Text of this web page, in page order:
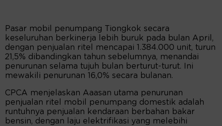
Pasar mobil penumpang Tiongkok secara
keseluruhan berkinerja lebih buruk pada bulan April,
dengan penjualan ritel mencapai 1.384.000 unit, turun
21,5% dibandingkan tahun sebelumnya, menandai
penurunan selama tujuh bulan berturut-turut. Ini
mewakili penurunan 16,0% secara bulanan.
CPCA menjelaskan Aaasan utama penurunan
penjualan ritel mobil penumpang domestik adalah
runtuhnya penjualan kendaraan berbahan bakar
bensin, dengan laju elektrifikasi yang melebihi